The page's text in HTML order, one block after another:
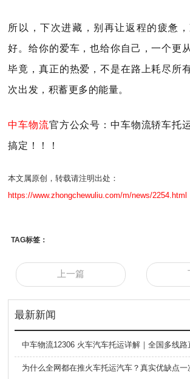
所以，下次进藏，别再让返程的疲惫
好。给你的爱车，也给你自己，一个更
毕竟，真正的热爱，不是在路上耗尽所
次出发，积蓄更多的能量。
中车物流官方公众号：中车物流轿车托
搞定！！！
本文属原创，转载请注明出处：
https://www.zhongchewuliu.com/m/news/2254.html
TAG标签：
上一篇
最新新闻
为什么全网都在推火车托运汽车？真实优缺点一